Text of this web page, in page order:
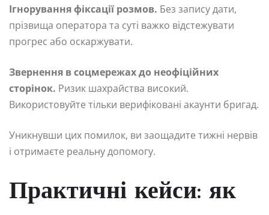
Ігнорування фіксації розмов. Без запису дати,
прізвища оператора та суті важко відстежувати
прогрес або оскаржувати.
Звернення в соцмережах до неофіційних
сторінок. Ризик шахрайства високий.
Використовуйте тільки верифіковані акаунти бригад.
Уникнувши цих помилок, ви заощадите тижні нервів
і отримаєте реальну допомогу.
Практичні кейси: як